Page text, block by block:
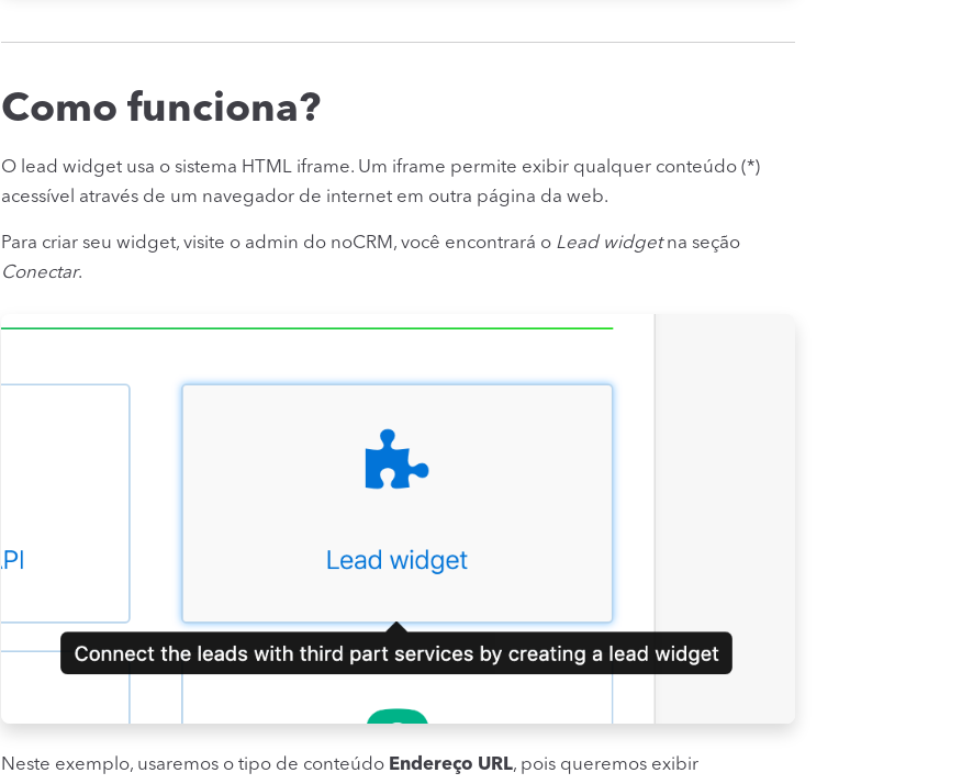
Como funciona?
O lead widget usa o sistema HTML iframe. Um iframe permite exibir qualquer conteúdo (*)
acessível através de um navegador de internet em outra página da web.
Para criar seu widget, visite o admin do noCRM, você encontrará o Lead widgetna seção
Conectar.
Neste exemplo, usaremos o tipo de conteúdo Endereço URL, pois queremos exibir